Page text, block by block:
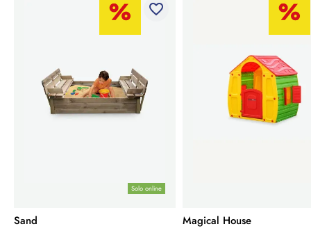
Solo online
favorite_border
Sand
Magical House